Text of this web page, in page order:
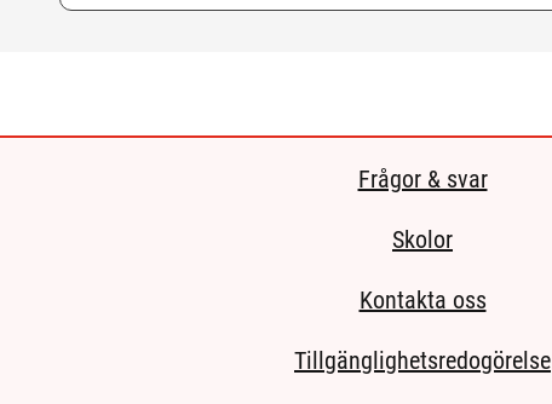
Frågor & svar
Skolor
Kontakta oss
Tillgänglighetsredogörelse